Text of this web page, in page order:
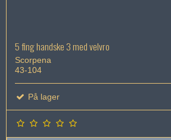
5 fing handske 3 med velvro
Scorpena
43-104
På lager